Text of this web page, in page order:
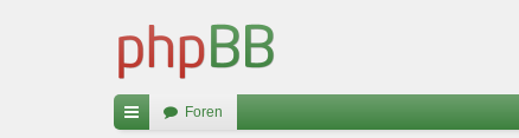
Foren